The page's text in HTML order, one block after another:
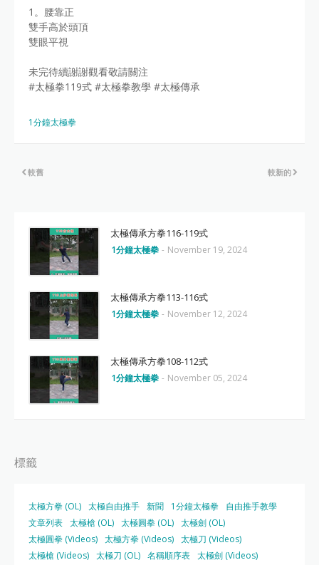
1。腰靠正
雙手高於頭頂
雙眼平視
未完待續謝謝觀看敬請關注
#太極拳119式 #太極拳教學 #太極傳承
1分鐘太極拳
較新的
較舊
太極傳承方拳116-119式
1分鐘太極拳 - November 19, 2024
太極傳承方拳113-116式
1分鐘太極拳 - November 12, 2024
太極傳承方拳108-112式
1分鐘太極拳 - November 05, 2024
標籤
太極方拳 (OL) 太極自由推手 新聞 1分鐘太極拳
自由推手教學
文章列表 太極槍 (OL) 太極圓拳 (OL) 太極劍 (OL)
太極圓拳 (Videos) 太極方拳 (Videos) 太極刀 (Videos)
太極槍 (Videos) 太極刀 (OL) 名稱順序表 太極劍 (Videos)